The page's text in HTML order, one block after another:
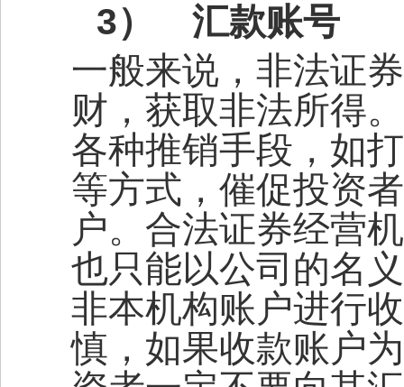
3）
汇款账号
一般来说，非法证
财，获取非法所得
各种推销手段，如
等方式，催促投资
户。合法证券经营
也只能以公司的名
非本机构账户进行
慎，如果收款账户